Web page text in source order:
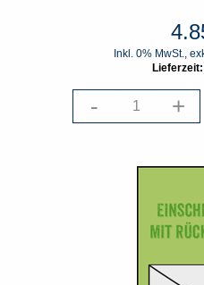
Inkl. 0% MwSt.,
Lieferzeit:
- +